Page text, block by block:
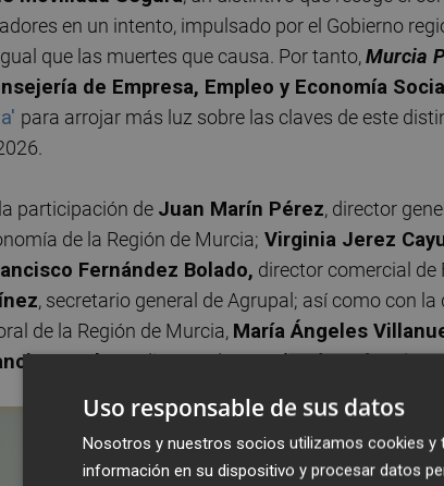
en un intento, impulsado por el Gobierno
que las muertes que causa. Por tanto,Murcia
de Empresa, Empleo y Economía Social
para arrojar más luz sobre las claves de este
participación de Juan Marín Pérez, director
de la Región de Murcia; Virginia Jerez
Fernández Bolado, director comercial de
, secretario general de Agrupal; así como con
de la Región de Murcia, María Ángeles
Valero,director deMurcia Plaza,fue el
Uso responsable de sus datos
Nosotros y nuestros socios utilizamos cookies y
información en su dispositivo y procesar datos